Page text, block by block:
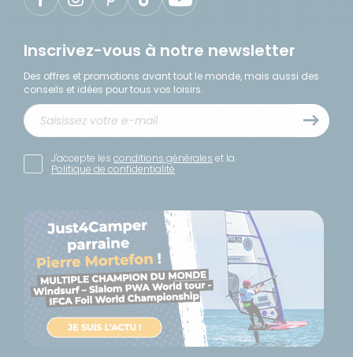
Inscrivez-vous à notre newsletter
Des offres et promotions avant tout le monde, mais aussi des
conseils et idées pour tous vos loisirs.
J'accepte les conditions générales et la
Politique de confidentialité